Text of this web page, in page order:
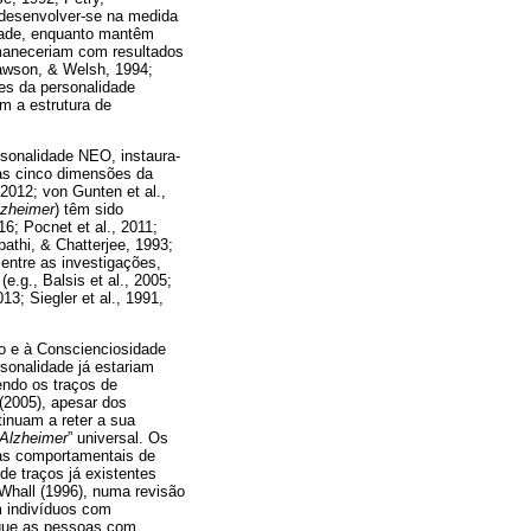
se na medida
enquanto mantêm
com resultados
& Welsh, 1994;
da personalidade
a estrutura de
NEO, instaura-
cinco dimensões da
von Gunten et al.,
) têm sido
Pocnet et al., 2011;
& Chatterjee, 1993;
as investigações,
Balsis et al., 2005;
Siegler et al., 1991,
e à Conscienciosidade
já estariam
os traços de
apesar dos
a reter a sua
Alzheimer” universal. Os
comportamentais de
traços já existentes
(1996), numa revisão
indivíduos com
as pessoas com